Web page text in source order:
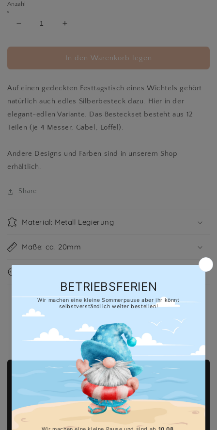
Anzahl
Verringere
Menge
Besteck
teilig
silber
Erhöhe
Menge
für
Besteck
teilig
silber
In den Warenkorb legen
Auf einen gedeckten Festtagstisch eines Wichtels gehört
natürlich auch edles Silberbesteck dazu. Hier in der
elegant-edlen Variante. Das Besteckset besteht aus 12
Teilen (je 4 Messer, Gabel, Löffel).
Andere Designs und Farben sind in unserem Shop
erhältlich.
Share
Material: Metall Legierung
Maße: ca. 20mm
Hersteller gem. GPSR